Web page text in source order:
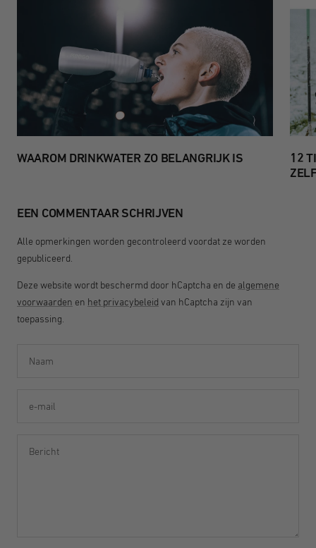
WAAROM DRINKWATER ZO BELANGRIJK IS
12
EEN COMMENTAAR SCHRIJVEN
Alle opmerkingen worden gecontroleerd voordat ze worden
gepubliceerd.
Deze website wordt beschermd door hCaptcha en de algemene
voorwaarden en het privacybeleid van hCaptcha zijn van
toepassing.
Naam
e-mail
Bericht